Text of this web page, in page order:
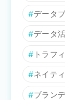
データ
データ
トラフ
ネイテ
ブラン